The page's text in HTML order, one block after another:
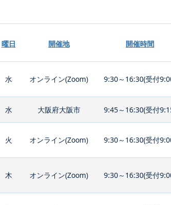
曜日 開催地 開催時間
水 オンライン(Zoom) 9:30～16:30(受付
水 大阪府大阪市 9:45～16:30(受付
火 オンライン(Zoom) 9:30～16:30(受付
木 オンライン(Zoom) 9:30～16:30(受付